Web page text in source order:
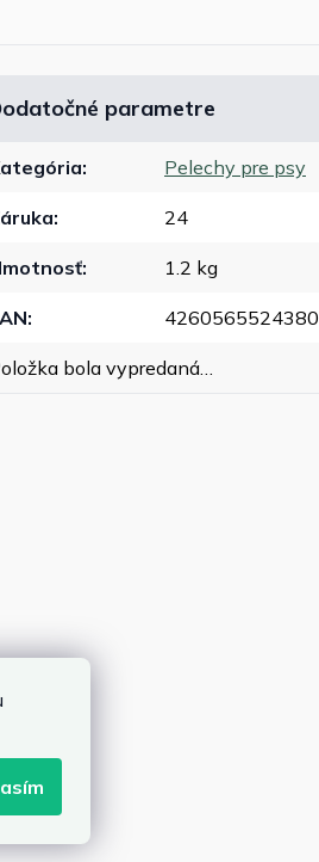
parametre
: Pelechy pre psy
: 24
: 1.2 kg
: 4260565524380
bola vypredaná…